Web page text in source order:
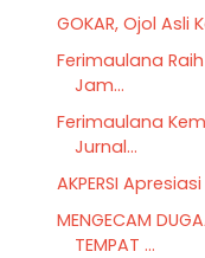
GOKAR, Ojol
Ferimaulana
Jam...
Ferimaulana
Jurnal...
AKPERSI
MENGECAM
TEMPAT ...